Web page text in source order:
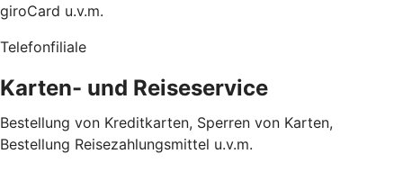
giroCard u.v.m.
Telefonfiliale
Karten- und Reiseservice
Bestellung von Kreditkarten, Sperren von Karten,
Bestellung Reisezahlungsmittel u.v.m.